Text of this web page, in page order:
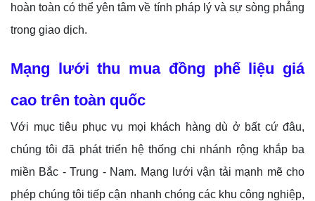
hoàn toàn có thể yên tâm về tính pháp lý và sự sòng phẳng
trong giao dịch.
Mạng lưới thu mua đồng phế liệu giá
cao trên toàn quốc
Với mục tiêu phục vụ mọi khách hàng dù ở bất cứ đâu,
chúng tôi đã phát triển hệ thống chi nhánh rộng khắp ba
miền Bắc - Trung - Nam. Mạng lưới vận tải mạnh mẽ cho
phép chúng tôi tiếp cận nhanh chóng các khu công nghiệp,